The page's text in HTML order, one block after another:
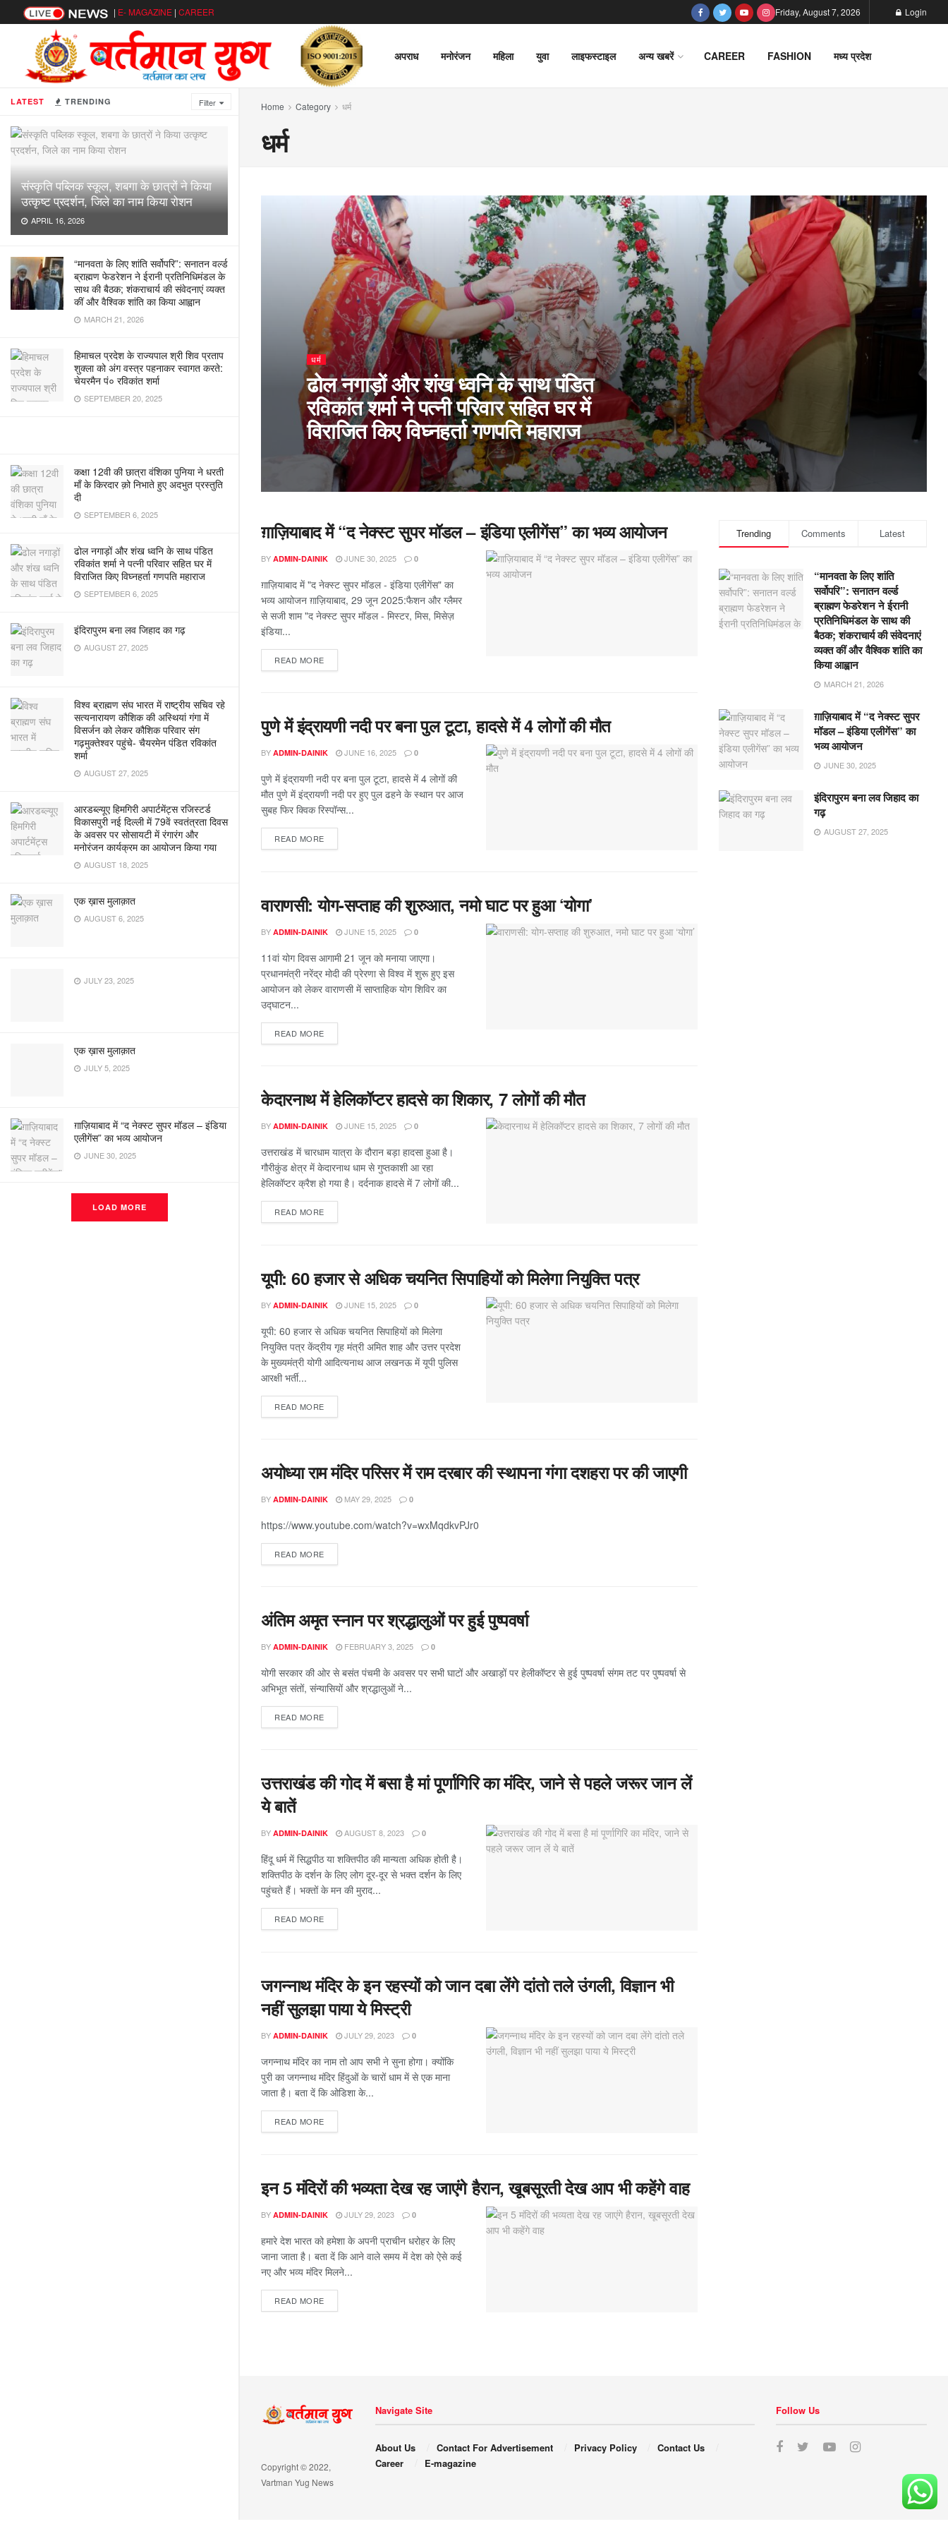
LATEST TRENDING Filter
संस्कृति पब्लिक स्कूल, शबगा के छात्रों ने किया
उत्कृष्ट प्रदर्शन, जिले का नाम किया रोशन
APRIL 16, 2026
“मानवता के लिए शांति सर्वोपरि”: सनातन वर्ल्ड
ब्राह्मण फेडरेशन ने ईरानी प्रतिनिधिमंडल के
साथ की बैठक; शंकराचार्य की संवेदनाएं व्यक्त
कीं और वैश्विक शांति का किया आह्वान
MARCH 21, 2026
हिमाचल प्रदेश के राज्यपाल श्री शिव प्रताप
शुक्ला को अंग वस्त्र पहनाकर स्वागत करते:
चेयरमैन पं० रविकांत शर्मा
SEPTEMBER 20, 2025
कक्षा 12वी की छात्रा वंशिका पुनिया ने धरती
माँ के किरदार क़ो निभाते हुए अदभुत प्रस्तुति
दी
SEPTEMBER 6, 2025
ढोल नगाड़ों और शंख ध्वनि के साथ पंडित
रविकांत शर्मा ने पत्नी परिवार सहित घर में
विराजित किए विघ्नहर्ता गणपति महाराज
SEPTEMBER 6, 2025
इंदिरापुरम बना लव जिहाद का गढ़
AUGUST 27, 2025
विश्व ब्राह्मण संघ भारत में राष्ट्रीय सचिव रहे
सत्यनारायण कौशिक की अस्थियां गंगा में
विसर्जन को लेकर कौशिक परिवार संग
गढ़मुक्तेश्वर पहुंचे- चैयरमेन पंडित रविकांत
शर्मा
AUGUST 27, 2025
आरडब्ल्यूए हिमगिरी अपार्टमेंट्स रजिस्टर्ड
विकासपुरी नई दिल्ली में 79वें स्वतंत्रता दिवस
के अवसर पर सोसायटी में रंगारंग और
मनोरंजन कार्यक्रम का आयोजन किया गया
AUGUST 18, 2025
एक ख़ास मुलाक़ात
AUGUST 6, 2025
JULY 23, 2025
एक ख़ास मुलाक़ात
JULY 5, 2025
ग़ाज़ियाबाद में “द नेक्स्ट सुपर मॉडल – इंडिया
एलीगेंस” का भव्य आयोजन
JUNE 30, 2025
LOAD MORE
| E- MAGAZINE | CAREER Friday, August 7, 2026 Login
अपराध मनोरंजन महिला युवा लाइफस्टाइल अन्य खबरें CAREER FASHION मध्य प्रदेश
Home Category धर्म
धर्म
धर्म
ढोल नगाड़ों और शंख ध्वनि के साथ पंडित
रविकांत शर्मा ने पत्नी परिवार सहित घर में
विराजित किए विघ्नहर्ता गणपति महाराज
ग़ाज़ियाबाद में “द नेक्स्ट सुपर मॉडल – इंडिया एलीगेंस” का भव्य आयोजन
BY ADMIN-DAINIK JUNE 30, 2025 0
ग़ाज़ियाबाद में "द नेक्स्ट सुपर मॉडल - इंडिया एलीगेंस" का
भव्य आयोजन ग़ाज़ियाबाद, 29 जून 2025:फैशन और ग्लैमर
से सजी शाम "द नेक्स्ट सुपर मॉडल - मिस्टर, मिस, मिसेज़
इंडिया...
READ MORE
पुणे में इंद्रायणी नदी पर बना पुल टूटा, हादसे में 4 लोगों की मौत
BY ADMIN-DAINIK JUNE 16, 2025 0
पुणे में इंद्रायणी नदी पर बना पुल टूटा, हादसे में 4 लोगों की
मौत पुणे में इंद्रायणी नदी पर हुए पुल ढहने के स्थान पर आज
सुबह फिर क्विक रिस्पॉन्स...
READ MORE
वाराणसी: योग-सप्ताह की शुरुआत, नमो घाट पर हुआ ‘योगा’
BY ADMIN-DAINIK JUNE 15, 2025 0
11वां योग दिवस आगामी 21 जून को मनाया जाएगा।
प्रधानमंत्री नरेंद्र मोदी की प्रेरणा से विश्व में शुरू हुए इस
आयोजन को लेकर वाराणसी में साप्ताहिक योग शिविर का
उद्घाटन...
READ MORE
केदारनाथ में हेलिकॉप्टर हादसे का शिकार, 7 लोगों की मौत
BY ADMIN-DAINIK JUNE 15, 2025 0
उत्तराखंड में चारधाम यात्रा के दौरान बड़ा हादसा हुआ है।
गौरीकुंड क्षेत्र में केदारनाथ धाम से गुप्तकाशी आ रहा
हेलिकॉप्टर क्रैश हो गया है। दर्दनाक हादसे में 7 लोगों की...
READ MORE
यूपी: 60 हजार से अधिक चयनित सिपाहियों को मिलेगा नियुक्ति पत्र
BY ADMIN-DAINIK JUNE 15, 2025 0
यूपी: 60 हजार से अधिक चयनित सिपाहियों को मिलेगा
नियुक्ति पत्र केंद्रीय गृह मंत्री अमित शाह और उत्तर प्रदेश
के मुख्यमंत्री योगी आदित्यनाथ आज लखनऊ में यूपी पुलिस
आरक्षी भर्ती...
READ MORE
अयोध्या राम मंदिर परिसर में राम दरबार की स्थापना गंगा दशहरा पर की जाएगी
BY ADMIN-DAINIK MAY 29, 2025 0
https://www.youtube.com/watch?v=wxMqdkvPJr0
READ MORE
अंतिम अमृत स्नान पर श्रद्धालुओं पर हुई पुष्पवर्षा
BY ADMIN-DAINIK FEBRUARY 3, 2025 0
योगी सरकार की ओर से बसंत पंचमी के अवसर पर सभी घाटों और अखाड़ों पर हेलीकॉप्टर से हुई पुष्पवर्षा संगम तट पर पुष्पवर्षा से
अभिभूत संतों, संन्यासियों और श्रद्धालुओं ने...
READ MORE
उत्तराखंड की गोद में बसा है मां पूर्णागिरि का मंदिर, जाने से पहले जरूर जान लें
ये बातें
BY ADMIN-DAINIK AUGUST 8, 2023 0
हिंदू धर्म में सिद्धपीठ या शक्तिपीठ की मान्यता अधिक होती है।
शक्तिपीठ के दर्शन के लिए लोग दूर-दूर से भक्त दर्शन के लिए
पहुंचते हैं। भक्तों के मन की मुराद...
READ MORE
जगन्नाथ मंदिर के इन रहस्यों को जान दबा लेंगे दांतो तले उंगली, विज्ञान भी
नहीं सुलझा पाया ये मिस्ट्री
BY ADMIN-DAINIK JULY 29, 2023 0
जगन्नाथ मंदिर का नाम तो आप सभी ने सुना होगा। क्योंकि
पुरी का जगन्नाथ मंदिर हिंदुओं के चारों धाम में से एक माना
जाता है। बता दें कि ओडिशा के...
READ MORE
इन 5 मंदिरों की भव्यता देख रह जाएंगे हैरान, खूबसूरती देख आप भी कहेंगे वाह
BY ADMIN-DAINIK JULY 29, 2023 0
हमारे देश भारत को हमेशा के अपनी प्राचीन धरोहर के लिए
जाना जाता है। बता दें कि आने वाले समय में देश को ऐसे कई
नए और भव्य मंदिर मिलने...
READ MORE
Trending Comments Latest
“मानवता के लिए शांति
सर्वोपरि”: सनातन वर्ल्ड
ब्राह्मण फेडरेशन ने ईरानी
प्रतिनिधिमंडल के साथ की
बैठक; शंकराचार्य की संवेदनाएं
व्यक्त कीं और वैश्विक शांति का
किया आह्वान
MARCH 21, 2026
ग़ाज़ियाबाद में “द नेक्स्ट सुपर
मॉडल – इंडिया एलीगेंस” का
भव्य आयोजन
JUNE 30, 2025
इंदिरापुरम बना लव जिहाद का
गढ़
AUGUST 27, 2025
Copyright © 2022,
Vartman Yug News
Navigate Site
About Us Contact For Advertisement Privacy Policy
Contact Us
Career
E-magazine
Follow Us